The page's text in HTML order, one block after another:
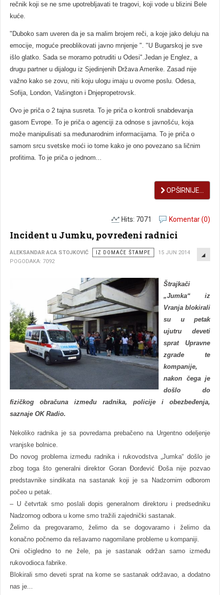
rečnik koji se ne sme upotreblјavati te tragovi, koji vode u blizini Bele
kuće.
"Duboko sam uveren da je sa malim brojem reči, a koje jako deluju na
emocije, moguće preoblikovati javno mnjenje ". "U Bugarskoj je sve
išlo glatko. Sada se moramo potruditi u Odesi".Jedan je Englez, a
drugu partner u dijalogu iz Sjedinjenih Država Amerike. Zasad nije
važno kako se zovu, niti koju ulogu imaju u ovome poslu. Odesa,
Sofija, London, Vašington i Dnjepropetrovsk.
Ovo je priča o 2 tajna susreta. To je priča o kontroli snabdevanja
gasom Evrope. To je priča o agenciji za odnose s javnošću, koja
može manipulisati sa međunarodnim informacijama. To je priča o
samom srcu svetske moći io tome kako je ono povezano sa ličnim
profitima. To je priča o jednom...
OPŠIRNIJE...
Komentar (0)
Hits: 7071
Incident u Jumku, povređeni radnici
ALEKSANDAR ACA STOJKOVIĆ IZ DOMAĆE ŠTAMPE
15 JUN 2014
POGODAKA: 7092
Štrajkači
„Jumka“ iz
Vranja blokirali
su u petak
ujutru deveti
sprat Upravne
zgrade te
kompanije,
nakon čega je
došlo do
fizičkog obračuna između radnika, policije i obezbeđenja,
saznaje OK Radio.
Nekoliko radnika je sa povredama prebačeno na Urgentno odeljenje
vranjske bolnice.
Do novog problema između radnika i rukovodstva „Jumka“ došlo je
zbog toga što generalni direktor Goran Đorđević Đoša nije pozvao
predstavnike sindikata na sastanak koji je sa Nadzornim odborom
počeo u petak.
– U četvrtak smo poslali dopis generalnom direktoru i predsedniku
Nadzornog odbora u kome smo tražili zajednički sastanak.
Želimo da pregovaramo, želimo da se dogovaramo i želimo da
konačno počnemo da rešavamo nagomilane probleme u kompaniji.
Oni očigledno to ne žele, pa je sastanak održan samo između
rukovodioca fabrike.
Blokirali smo deveti sprat na kome se sastanak održavao, a dodatno
nas je...